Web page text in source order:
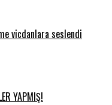
vicdanlara seslendi
YAPMIŞ!